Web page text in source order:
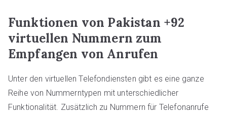
Funktionen von Pakistan +92
virtuellen Nummern zum
Empfangen von Anrufen
Unter den virtuellen Telefondiensten gibt es eine ganze
Reihe von Nummerntypen mit unterschiedlicher
Funktionalität. Zusätzlich zu Nummern für Telefonanrufe